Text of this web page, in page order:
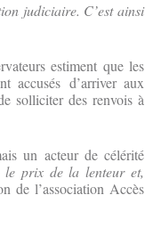
judiciaire. C’est ainsi
estiment que les
accusés d’arriver aux
solliciter des renvois à
un acteur de célérité
le prix de la lenteur et,
de l’association Accès